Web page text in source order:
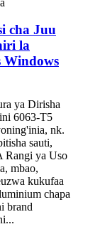
cha Juu
la
Windows
ya Dirisha
6063-T5
nk.
sauti,
Rangi ya Uso
mbao,
kukufaa
chapa
brand